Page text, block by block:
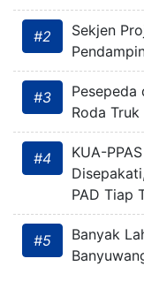
#2
Sekjen
#3
Pesepeda
Roda
#4
KUA-
PAD Tiap
#5
Banyak